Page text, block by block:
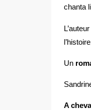
chanta
Un
A